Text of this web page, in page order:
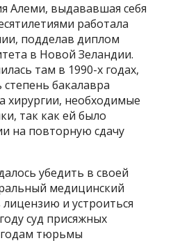
Алеми, выдававшая себя
работала
подделав диплом
в Новой Зеландии.
там в 1990-х годах,
бакалавра
хирургии, необходимые
так как ей было
на повторную сдачу
убедить в своей
медицинский
лицензию и устроиться
суд присяжных
годам тюрьмы